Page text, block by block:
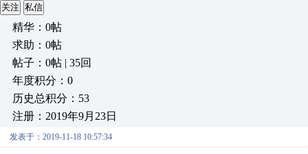
关注 私信
精华：0帖
求助：0帖
帖子：0帖 | 35回
年度积分：0
历史总积分：53
注册：2019年9月23日
发表于：2019-11-18 10:57:34